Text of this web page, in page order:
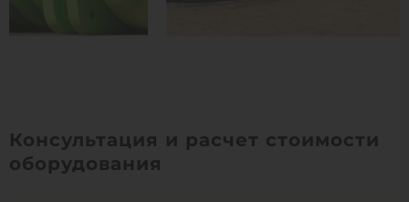
Консультация и расчет стоимости
оборудования